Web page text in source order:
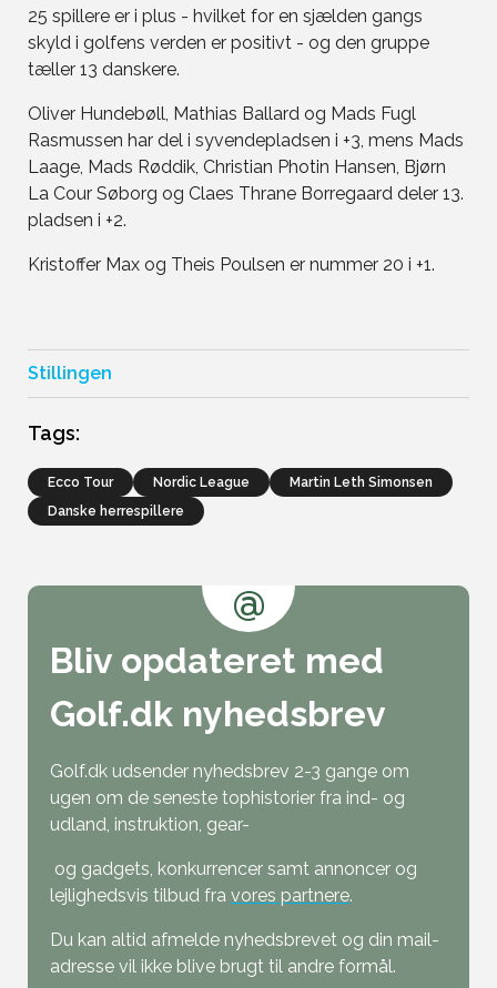
25 spillere er i plus - hvilket for en sjælden gangs
skyld i golfens verden er positivt - og den gruppe
tæller 13 danskere.
Oliver Hundebøll, Mathias Ballard og Mads Fugl
Rasmussen har del i syvendepladsen i +3, mens Mads
Laage, Mads Røddik, Christian Photin Hansen, Bjørn
La Cour Søborg og Claes Thrane Borregaard deler 13.
pladsen i +2.
Kristoffer Max og Theis Poulsen er nummer 20 i +1.
Stillingen
Tags:
Ecco Tour Nordic League
Martin Leth Simonsen
Danske herrespillere
@
Bliv opdateret med
Golf.dk nyhedsbrev
Golf.dk udsender nyhedsbrev 2-3 gange om
ugen om de seneste tophistorier fra ind- og
udland, instruktion, gear-
og gadgets, konkurrencer samt annoncer og
lejlighedsvis tilbud fra vores partnere.
Du kan altid afmelde nyhedsbrevet og din mail-
adresse vil ikke blive brugt til andre formål.